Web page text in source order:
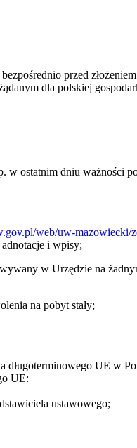
przed
dla polskiej
ostatnim dniu ważności
web/uw-mazowiecki/
i wpisy;
w Urzędzie na
na pobyt stały;
UE w
UE:
ustawowego;